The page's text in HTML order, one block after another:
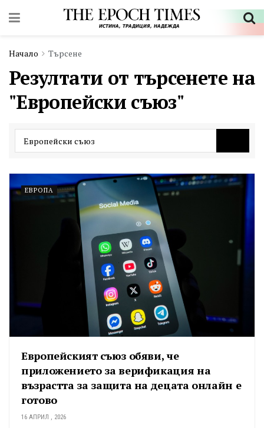
Начало Търсене
Резултати от търсенете на
"Европейски съюз"
ЕВРОПА
Европейският съюз обяви, че
приложението за верификация на
възрастта за защита на децата онлайн е
готово
16 АПРИЛ , 2026